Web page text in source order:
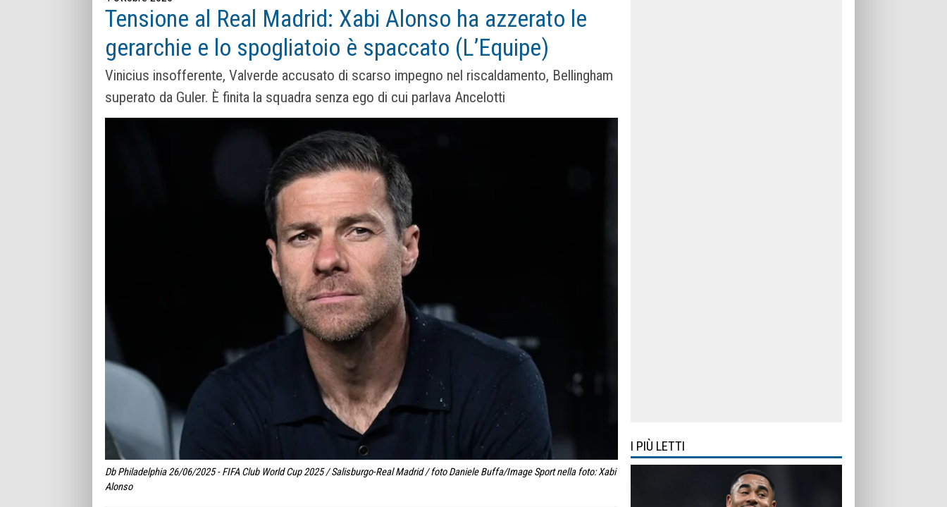
Tensione al Real Madrid: Xabi Alonso ha azzerato le
gerarchie e lo spogliatoio è spaccato (L’Equipe)
Vinicius insofferente, Valverde accusato di scarso impegno nel riscaldamento, Bellingham
superato da Guler. È finita la squadra senza ego di cui parlava Ancelotti
Db Philadelphia 26/06/2025 - FIFA Club World Cup 2025 / Salisburgo-Real Madrid / foto Daniele Buffa/Image Sport nella foto: Xabi
Alonso
I PIÙ LETTI